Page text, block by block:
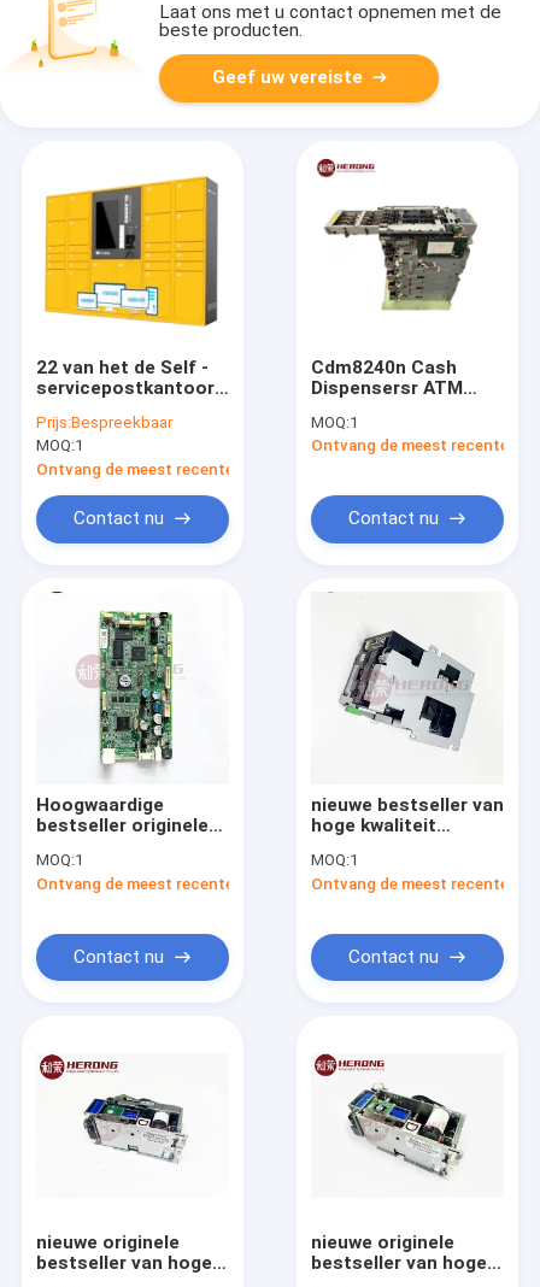
Producten
Over ons
Laat ons met u contact opnemen met de
beste producten.
Geef uw vereiste
22 van het de Self -
servicepostkantoor
screen de Kiosk van
de het Pakketkast
Prijs:Bespreekbaar
MOQ:1
Ontvang de meest recente Prijs
Contact nu
Cdm8240n Cash
Dispensersr ATM
Dispenser
MOQ:1
Ontvang de meest recente
Contact nu
Hoogwaardige
bestseller originele
Reader
Moederborden
MOQ:1
Ontvang de meest recente Prijs
Contact nu
nieuwe bestseller van
hoge kwaliteit
001 kaartlezer
MOQ:1
Ontvang de meest recente
Contact nu
nieuwe originele
bestseller van hoge
nieuwe originele
bestseller van hoge